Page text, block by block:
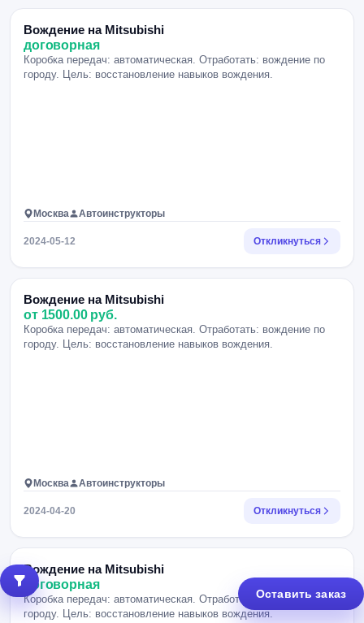
Вождение на Mitsubishi
договорная
Коробка передач: автоматическая. Отработать: вождение по
городу. Цель: восстановление навыков вождения.
Москва Автоинструкторы
2024-05-12 Откликнуться
Вождение на Mitsubishi
от 1500.00 руб.
Коробка передач: автоматическая. Отработать: вождение по
городу. Цель: восстановление навыков вождения.
Москва Автоинструкторы
2024-04-20 Откликнуться
Вождение на Mitsubishi
договорная
Коробка передач: автоматическая. Отработать: вождение по
городу. Цель: восстановление навыков вождения.
Оставить заказ